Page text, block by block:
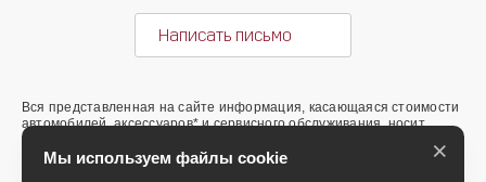
Написать письмо
Вся представленная на сайте информация, касающаяся стоимости
автомобилей, аксессуаров* и сервисного обслуживания, носит
информационный характер и не является публичной офертой,
определяемой положениями ст. 437 (2) ГК РФ. Для получения
Мы используем файлы cookie ×